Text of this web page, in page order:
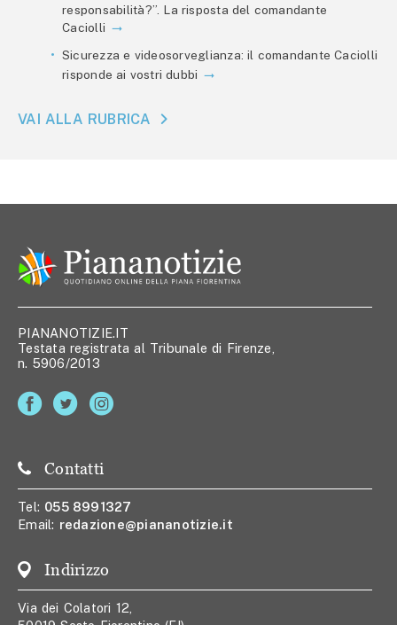
responsabilità?”. La risposta del comandante
Caciolli
Sicurezza e videosorveglianza: il comandante Caciolli
risponde ai vostri dubbi
VAI ALLA RUBRICA
PIANANOTIZIE.IT
Testata registrata al Tribunale di Firenze,
n. 5906/2013
Contatti
Tel: 055 8991327
Email: redazione@piananotizie.it
Indirizzo
Via dei Colatori 12,